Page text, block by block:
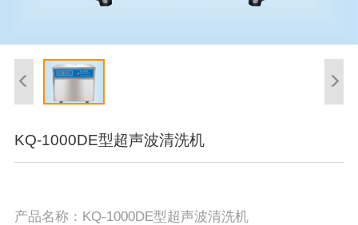
KQ-1000DE型超声波清洗机
产品名称：KQ-1000DE型超声波清洗机